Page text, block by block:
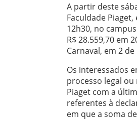
A partir deste
Faculdade
12h30, no
R$ 28.559,70 em
Carnaval, em 2
Os interessados
processo legal
Piaget com a
referentes à
em que a soma